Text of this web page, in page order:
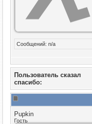
Сообщений: n/a
Пользователь сказал
cпасибо:
Pupkin
Гость